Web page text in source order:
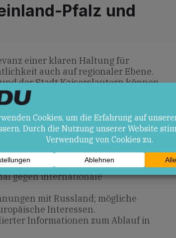
Pfalz und
einer klaren Haltung für
auch auf regionaler Ebene.
der Stadt Kaiserslautern können
Werte verteidigen und Solidarität
Regimen üben.
Einigkeit in
gegen internationale
mit Russland; mögliche
Interessen.
Informationen zum Ablauf in